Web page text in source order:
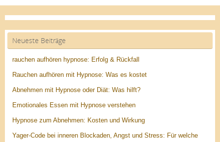
Neueste Beiträge
rauchen aufhören hypnose: Erfolg & Rückfall
Rauchen aufhören mit Hypnose: Was es kostet
Abnehmen mit Hypnose oder Diät: Was hilft?
Emotionales Essen mit Hypnose verstehen
Hypnose zum Abnehmen: Kosten und Wirkung
Yager-Code bei inneren Blockaden, Angst und Stress: Für welche